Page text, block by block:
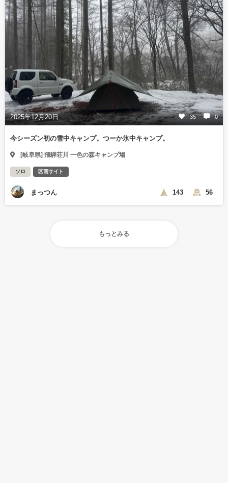
2025年12月20日 35 0
今シーズン初の雪中キャンプ。つーか氷中キャンプ。
[岐阜県] 飛騨荘川 一色の森キャンプ場
ソロ 区画サイト
まっつん 143 56
もっとみる